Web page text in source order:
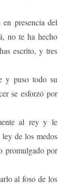
presencia del
no te ha hecho
escrito, y tres
y puso todo su
se esforzó por
al rey y le
de los medos
promulgado por
al foso de los